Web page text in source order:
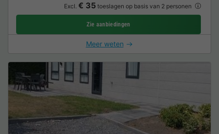
Excl. € 35toeslagen op basis van 2 personen
Zie aanbiedingen
Meer weten